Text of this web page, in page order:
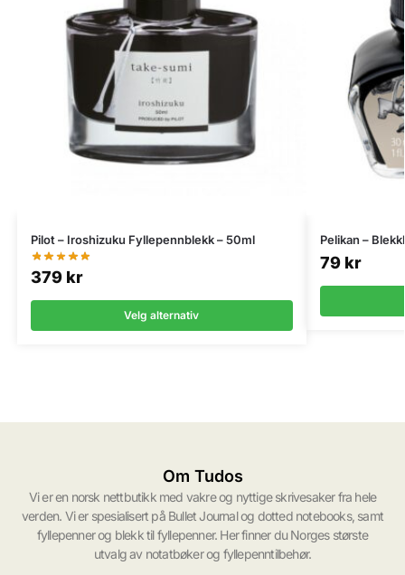
Pilot – Iroshizuku Fyllepennblekk – 50ml
379 kr
Velg alternativ
Pelikan –
79 kr
Om Tudos
Vi er en norsk nettbutikk med vakre og nyttige skrivesaker fra hele
verden. Vi er spesialisert på Bullet Journal og dotted notebooks, samt
fyllepenner og blekk til fyllepenner. Her finner du Norges største
utvalg av notatbøker og fyllepenntilbehør.